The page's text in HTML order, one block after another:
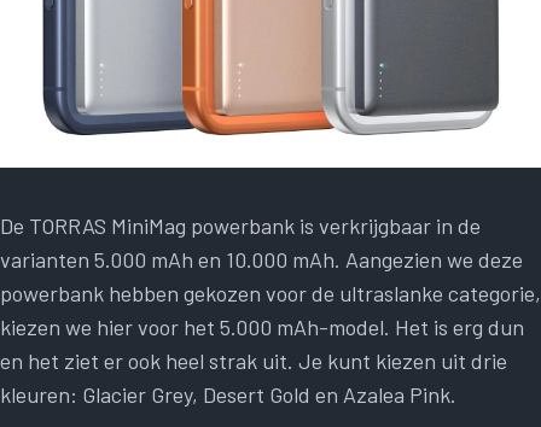
De TORRAS MiniMag powerbank is verkrijgbaar in de
varianten 5.000 mAh en 10.000 mAh. Aangezien we deze
powerbank hebben gekozen voor de ultraslanke categorie,
kiezen we hier voor het 5.000 mAh-model. Het is erg dun
en het ziet er ook heel strak uit. Je kunt kiezen uit drie
kleuren: Glacier Grey, Desert Gold en Azalea Pink.